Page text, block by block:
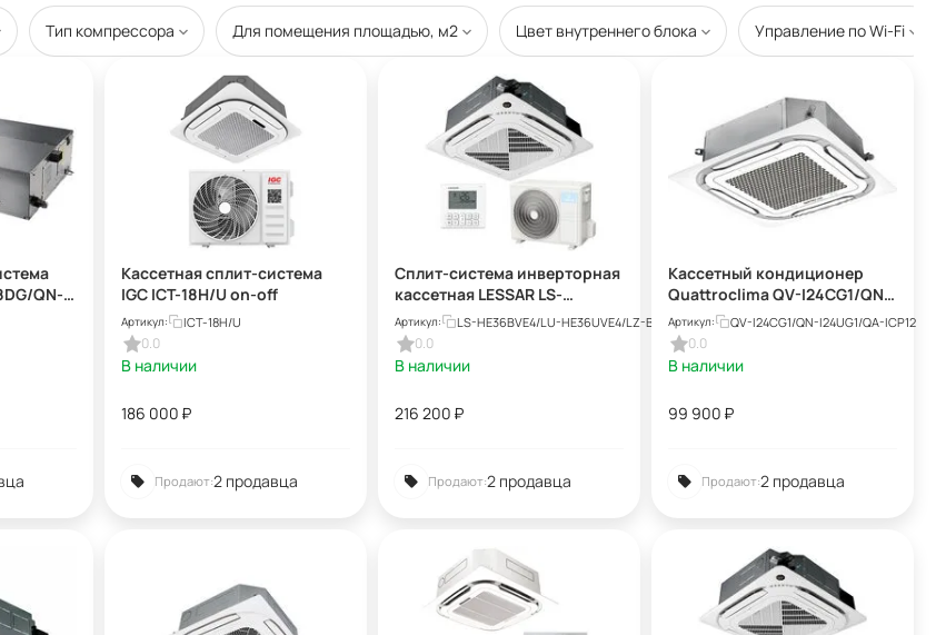
Тип компрессора Для помещения площадью, м2 Цвет внутреннего блока Управление по Wi-Fi
QN-
Кассетная сплит-система
IGC ICT-18H/U on-off
Артикул: ICT-18H/U
0.0
В наличии
186 000 ₽
Продают:2 продавца
Сплит-система инверторная
кассетная LESSAR LS-
HE36BVE4/LU-HE36UVE4/LZ-
B4UB до 105 кв м
Артикул: LS-HE36BVE4/LU-HE36UVE4/LZ-B4UB
0.0
В наличии
216 200 ₽
Продают:2 продавца
Кассетный кондиционер
Quattroclima QV-I24CG1/QN-
I24UG1/QA-ICP12
Артикул: QV-I24CG1/QN-I24UG1/QA-ICP12
0.0
В наличии
99 900 ₽
Продают:2 продавца